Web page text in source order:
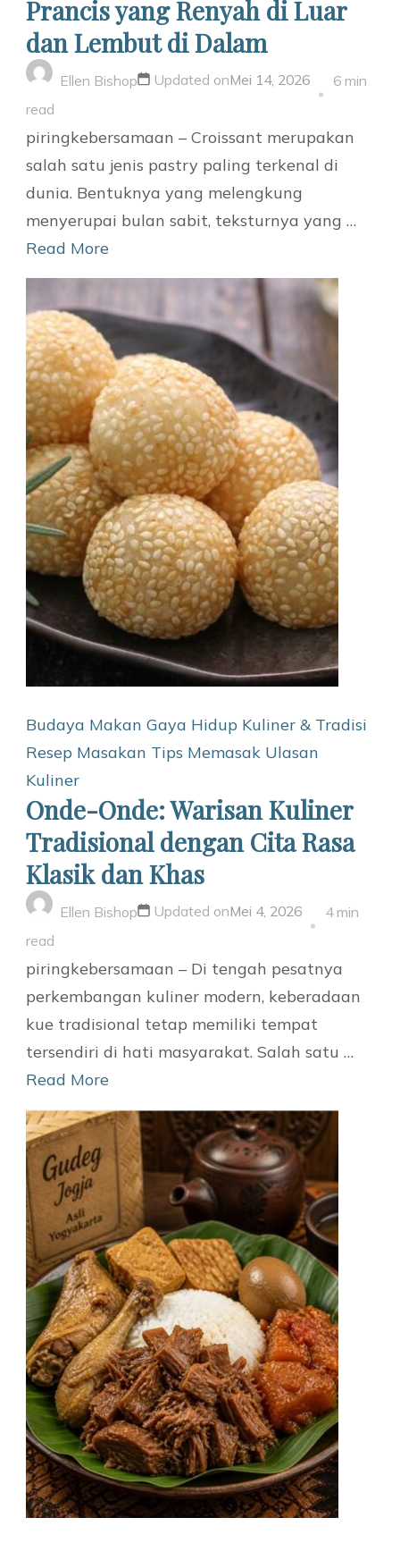
Prancis yang Renyah di Luar
dan Lembut di Dalam
Ellen Bishop Updated onMei 14, 2026
6 min
read
piringkebersamaan – Croissant merupakan
salah satu jenis pastry paling terkenal di
dunia. Bentuknya yang melengkung
menyerupai bulan sabit, teksturnya yang …
Read More
Budaya Makan Gaya Hidup Kuliner & Tradisi
Resep Masakan Tips Memasak Ulasan
Kuliner
Onde-Onde: Warisan Kuliner
Tradisional dengan Cita Rasa
Klasik dan Khas
Ellen Bishop Updated onMei 4, 2026
4 min
read
piringkebersamaan – Di tengah pesatnya
perkembangan kuliner modern, keberadaan
kue tradisional tetap memiliki tempat
tersendiri di hati masyarakat. Salah satu …
Read More